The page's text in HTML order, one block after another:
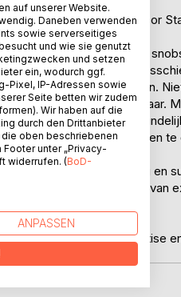
Intelligent Stap Voor
daytraders geen rijke
de aandelenkoersen.
geen daytrader wilt zijn.
een geboren daghandelaar.
bent. Vergeet
- begin niet meteen
over day trading en
de handige tips en trucs
u leren daghandel expertise
auf unserer Website.
Daneben verwenden
sowie serverseitiges
und wie sie genutzt
und setzen
ein, wodurch ggf.
Pixel, IP-Adressen sowie
Seite betten wir zudem
Wir haben auf die
durch den Drittanbieter
oben beschriebenen
Footer unter „Privacy-
widerrufen. (BoD-
ANPASSEN